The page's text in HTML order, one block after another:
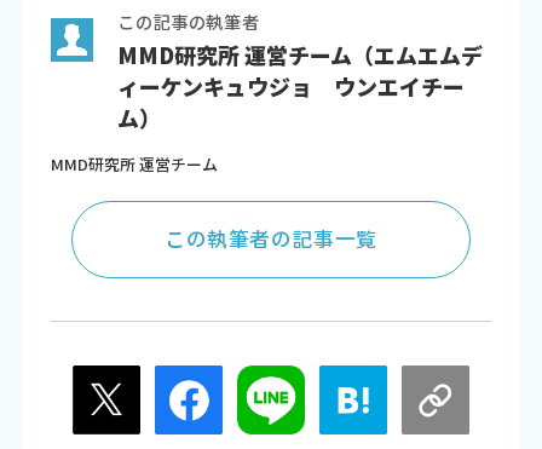
この記事の執筆者
MMD研究所 運営チーム（エムエムデ
ィーケンキュウジョ ウンエイチー
ム）
MMD研究所 運営チーム
この執筆者の記事一覧